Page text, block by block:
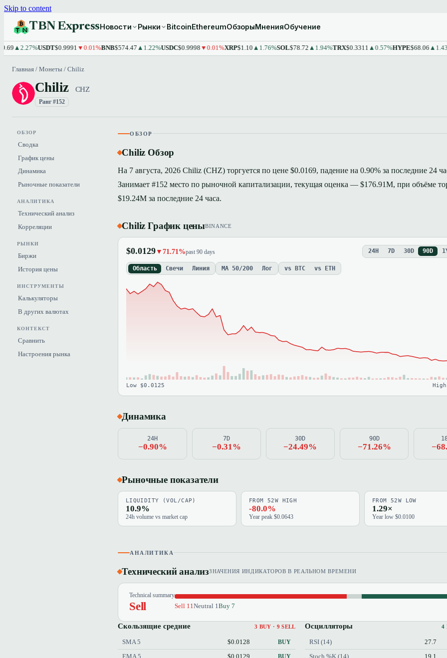
Skip to content
TBN ExpressНовости Рынки BitcoinEthereumОбзорыМненияОбучение
USDT$0.9991▼0.01%BNB$574.47▲1.22% USDC$0.9998▼0.01%XRP$1.10▲1.76% SOL$78.72▲1.94% TRX$0.3311▲0.57%HYPE$68.06▲1.43%
Главная / Монеты / Chiliz
Chiliz CHZ
Ранг #152
ОБЗОР
Сводка
График цены
Динамика
Рыночные показатели
АНАЛИТИКА
Технический анализ
Корреляции
РЫНКИ
Биржи
История цены
ИНСТРУМЕНТЫ
Калькуляторы
В других валютах
КОНТЕКСТ
Сравнить
Настроения рынка
ОБЗОР
Chiliz Обзор
На 7 августа, 2026 Chiliz (CHZ) торгуется по цене $0.0169, падение на 0.90% за последние 24
Занимает #152 место по рыночной капитализации, текущая оценка — $176.91M, при объёме
$19.24M за последние 24 часа.
Chiliz График ценыBINANCE
$0.0129 ▼71.71%past 90 days 24H 7D 30D 90D
Область Свечи Линия MA 50/200 Лог vs BTC vs ETH
Low $0.0125
Динамика
24H
−0.90%
7D
−0.31%
30D
−24.49%
90D
−71.26%
Рыночные показатели
LIQUIDITY (VOL/CAP)
10.9%
24h volume vs market cap
FROM 52W HIGH
-80.0%
Year peak $0.0643
FROM 52W LOW
1.29×
Year low $0.0100
АНАЛИТИКА
Технический анализЗНАЧЕНИЯ ИНДИКАТОРОВ В РЕАЛЬНОМ ВРЕМЕНИ
Technical summary
Sell Sell 11Neutral 1Buy 7
Скользящие средние 3 BUY · 9 SELL
SMA 5 $0.0128 BUY
EMA 5 $0.0129 BUY
Осцилляторы 4
RSI (14) 27.7
Stoch %K (14) 19.1